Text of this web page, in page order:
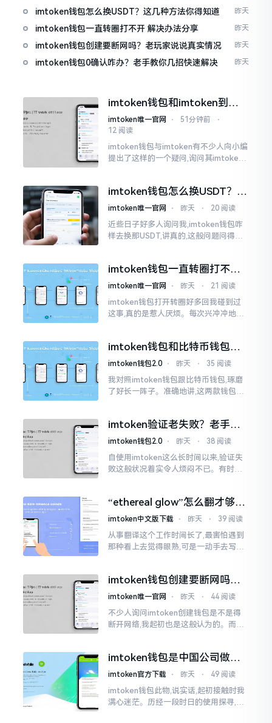
看完就懂了
imtoken钱包怎么换USDT？这几种方法你得知道 昨天
imtoken钱包一直转圈打不开 解决办法分享 昨天
imtoken钱包创建要断网吗？老玩家说说真实情况 昨天
imtoken钱包0确认咋办？老手教你几招快速解决 昨天
imtoken钱包和imtoken到底
是不是一回事？看完就懂了
imtoken唯一官网 ⋅ 51分钟前
⋅
12 阅读
imtoken钱包与imtoken有不少人向小编
提出了这样的一个疑问,询问其imtoken
同一个物品
imtoken钱包怎么换USDT？这
几种方法你得知道
imtoken唯一官网 ⋅ 昨天 ⋅ 20 阅读
近些日子好多人询问我,imtoken钱包咋
样去换那USDT,讲真的,这般问题问得很
imtoken钱包一直转圈打不开
解决办法分享
imtoken唯一官网 ⋅ 昨天 ⋅ 21 阅读
imtoken钱包打开转圈好多回我碰到过
这事,真的是惹人厌烦。每次兴冲冲地开
大家说法不尽相同
imtoken钱包和比特币钱包，
谁更安全？老玩家来聊聊
imtoken钱包2.0 ⋅ 昨天 ⋅ 35 阅读
我对照imtoken钱包跟比特币钱包,琢磨
了好长一阵子。准确地讲,这两款钱包我
挺美观
imtoken验证老失败？老手教
你几招搞定
imtoken钱包2.0 ⋅ 昨天 ⋅ 38 阅读
自使用imtoken这么长时间以来,验证失
败这般状况着实令人烦闷不已。有时急
至极点。
“ethereal glow”怎么翻才够味
儿？翻译圈老油条的私房话
imtoken中文版下载 ⋅ 昨天 ⋅ 39 阅读
从事翻译这个工作时间长了,最害怕遇到
那种看上去觉得眼熟,可是一动手去写就
imtoken钱包创建要断网吗？
老玩家说说真实情况
imtoken唯一官网 ⋅ 昨天 ⋅ 44 阅读
不少人询问imtoken创建钱包是不是得
断开网络,我起初也是这般认为的。而后
人攻击
imtoken钱包是中国公司做的
吗？一文说清楚
imtoken官方下载 ⋅ 昨天 ⋅ 49 阅读
imtoken钱包此物,说实话,起初接触时我
满心迷茫。历经一段时日的使用探寻,我